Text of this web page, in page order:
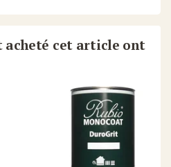
acheté cet article ont